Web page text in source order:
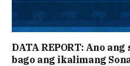
DATA REPORT: Ano
bago ang ikalimang